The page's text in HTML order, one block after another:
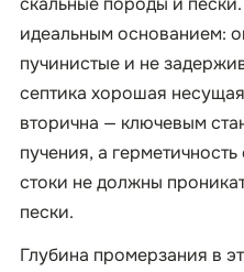
идеальным основанием:
пучинистые и не
септика хорошая
вторична — ключевым
пучения, а
стоки не должны
пески.
Глубина промерзания в